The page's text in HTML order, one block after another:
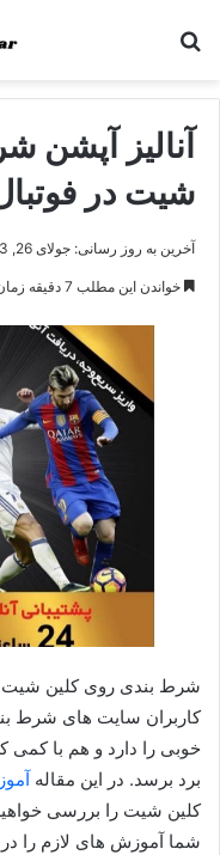
آنالیز آپشن
شیت در
آخرین به روز رسانی: جولای 26, 2023
خواندن این مطلب 7 دقیقه زمان میبرد
شرط بندی روی کلین شیت
کاربران سایت های شرط
خوبی را دارد و هم با
برد برسد. در این مقاله
کلین شیت را بررسی
شما آموزش های لازم را در